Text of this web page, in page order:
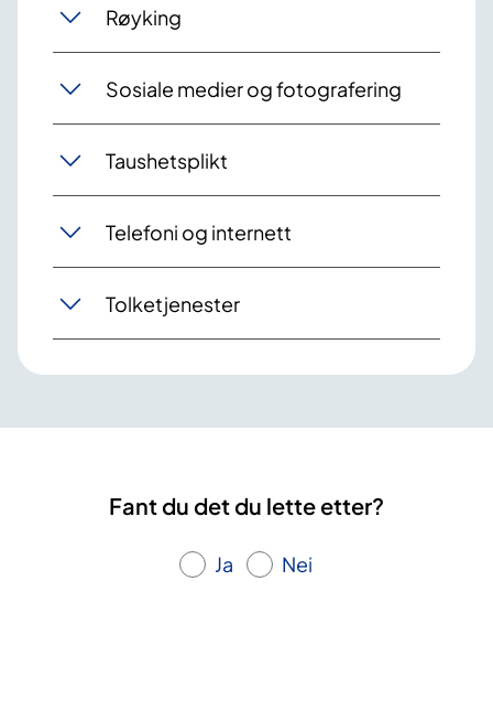
Røyking
Sosiale medier og fotografering
Taushetsplikt
Telefoni og internett
Tolketjenester
Fant du det du lette etter?
Ja Nei